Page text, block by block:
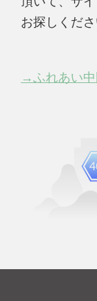
お探しくださ
→ふれあい